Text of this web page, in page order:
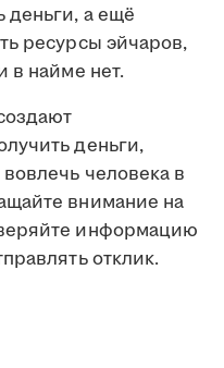
деньги, а ещё
ресурсы эйчаров,
в найме нет.
деньги,
человека в
внимание на
информацию
отклик.